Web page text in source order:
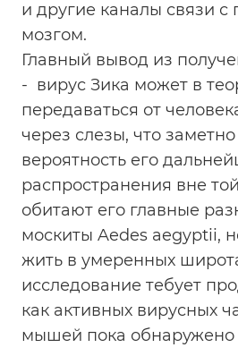
и другие каналы связи с
мозгом.
Главный вывод из
- вирус Зика может в
передаваться от
через слезы, что
вероятность его
распространения вне
обитают его главные
москиты Aedes aegyptii,
жить в умеренных
исследование тебует
как активных вирусных
мышей пока обнаружено